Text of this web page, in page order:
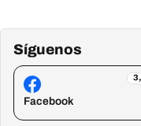
Síguenos
Facebook